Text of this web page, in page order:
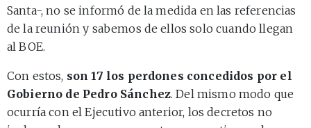
Santa-, no se informó de la medida en las referencias
de la reunión y sabemos de ellos solo cuando llegan
al BOE.
Con estos, son 17 los perdones concedidos por el
Gobierno de Pedro Sánchez. Del mismo modo que
ocurría con el Ejecutivo anterior, los decretos no